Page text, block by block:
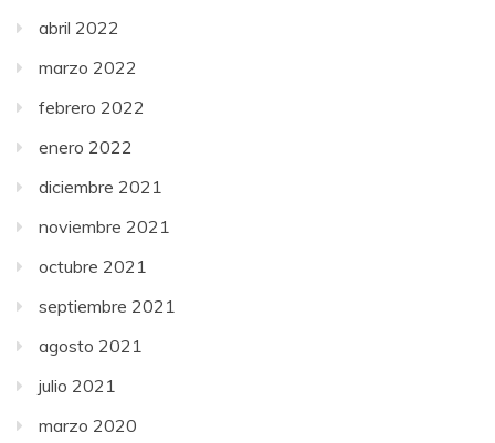
abril 2022
marzo 2022
febrero 2022
enero 2022
diciembre 2021
noviembre 2021
octubre 2021
septiembre 2021
agosto 2021
julio 2021
marzo 2020